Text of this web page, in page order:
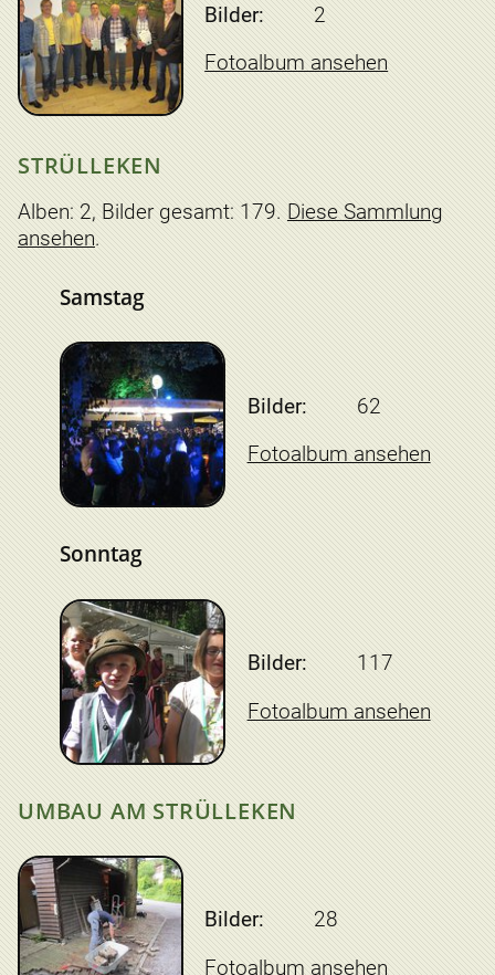
Bilder:
2
Fotoalbum ansehen
STRÜLLEKEN
Alben: 2, Bilder gesamt: 179. Diese Sammlung
ansehen.
Samstag
Bilder:
62
Fotoalbum ansehen
Sonntag
Bilder:
117
Fotoalbum ansehen
UMBAU AM STRÜLLEKEN
Bilder:
28
Fotoalbum ansehen